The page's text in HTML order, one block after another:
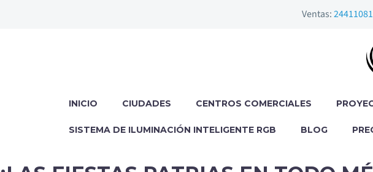
Ventas:
INICIO CIUDADES CENTROS COMERCIALES
SISTEMA DE ILUMINACIÓN INTELIGENTE RGB BLOG